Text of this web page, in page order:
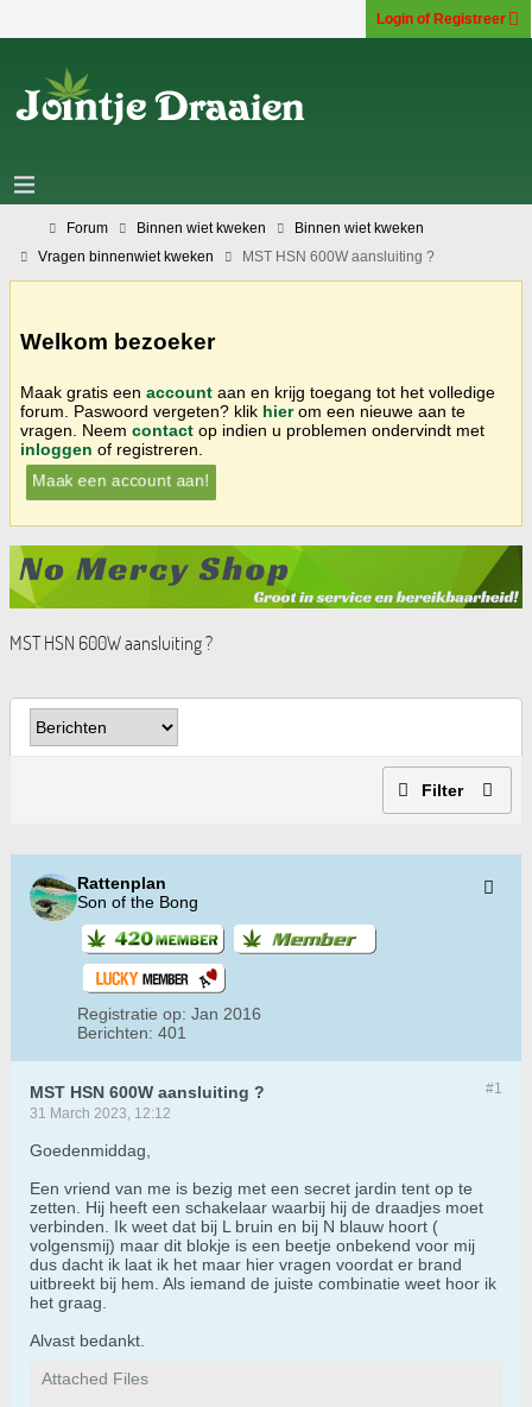
Login of Registreer
Forum Binnen wiet kweken
Binnen wiet kweken
Vragen binnenwiet kweken
MST HSN 600W aansluiting ?
Welkom bezoeker
Maak gratis een account aan en krijg toegang tot het volledige
forum. Paswoord vergeten? klik hierom een nieuwe aan te
vragen. Neem contact op indien u problemen ondervindt met
inloggen of registreren.
Maak een account aan!
MST HSN 600W aansluiting ?
Filter
Rattenplan
Son of the Bong
Registratie op: Jan 2016
Berichten: 401
#1
MST HSN 600W aansluiting ?
31 March 2023, 12:12
Goedenmiddag,
Een vriend van me is bezig met een secret jardin tent op te
zetten. Hij heeft een schakelaar waarbij hij de draadjes moet
verbinden. Ik weet dat bij L bruin en bij N blauw hoort (
volgensmij) maar dit blokje is een beetje onbekend voor mij
dus dacht ik laat ik het maar hier vragen voordat er brand
uitbreekt bij hem. Als iemand de juiste combinatie weet hoor ik
het graag.
Alvast bedankt.
Attached Files